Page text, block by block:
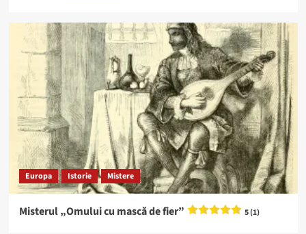
Europa Istorie Mistere
Misterul „Omului cu mască de fier” 5 (1)